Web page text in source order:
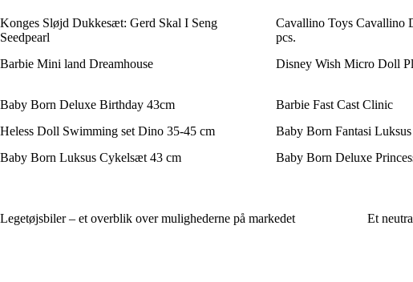
Konges Sløjd Dukkesæt: Gerd Skal I Seng
Seedpearl
Cavallino Toys Cavallino
pcs.
Barbie Mini land Dreamhouse Disney Wish Micro Doll
Baby Born Deluxe Birthday 43cm
Barbie Fast Cast Clinic
Heless Doll Swimming set Dino 35-45 cm
Baby Born Fantasi Luksus
Baby Born Luksus Cykelsæt 43 cm
Baby Born Deluxe
Legetøjsbiler – et overblik over mulighederne på markedet Et